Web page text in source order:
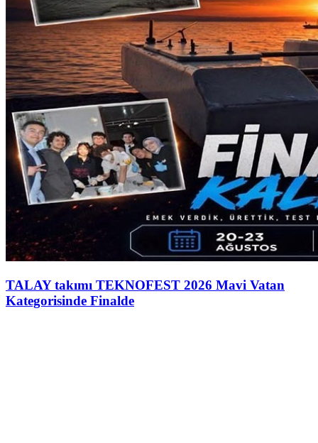
TALAY takımı TEKNOFEST 2026 Mavi Vatan
Kategorisinde Finalde